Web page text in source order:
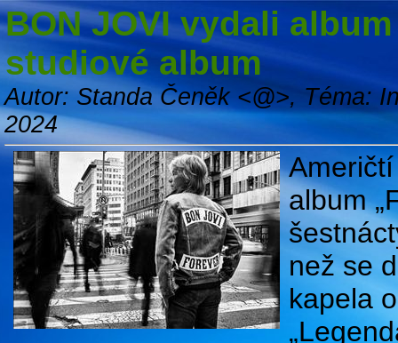
BON JOVI vydali
studiové album
Autor: Standa Čeněk <@>, Téma:
2024
album
než se
kapela